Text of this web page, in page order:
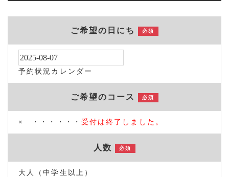
ご希望の日にち 必須
予約状況カレンダー
ご希望のコース 必須
× ・・・・・・ 受付は終了しました。
人数 必須
大人（中学生以上）